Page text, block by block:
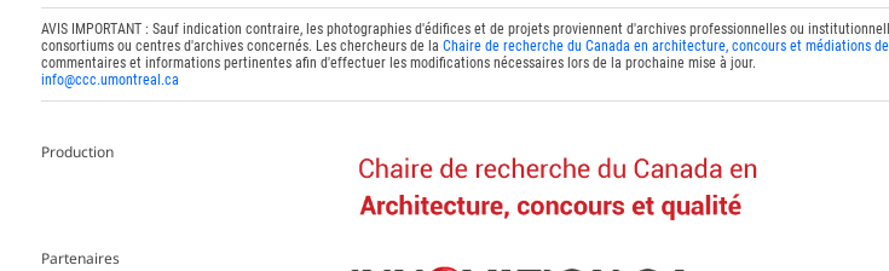
AVIS IMPORTANT : Sauf indication contraire, les photographies d'édifices et de projets proviennent d'archives professionnelles ou
consortiums ou centres d'archives concernés. Les chercheurs de la Chaire de recherche du Canada en architecture, concours et médiations
commentaires et informations pertinentes afin d'effectuer les modifications nécessaires lors de la prochaine mise à jour.
info@ccc.umontreal.ca
Production
Partenaires